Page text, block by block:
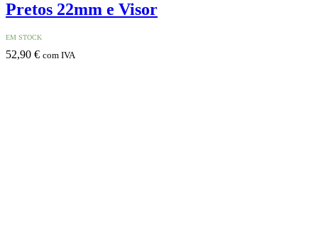
Pretos 22mm e Visor
EM STOCK
52,90 € com IVA